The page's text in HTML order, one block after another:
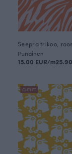
Seepra trikoo,
Punainen
15.00 EUR/m
OUTLET